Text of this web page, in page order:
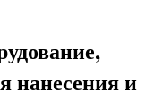
нанесения и